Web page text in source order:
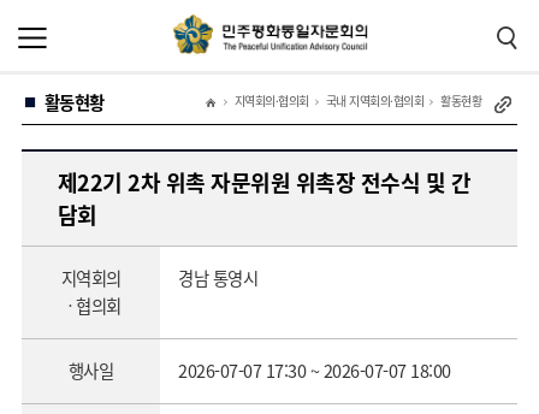
활동현황 지역회의·협의회 국내 지역회의·협의회 활동현황
제22기 2차 위촉 자문위원 위촉장 전수식 및 간
담회
지역회의
ㆍ협의회
경남 통영시
행사일 2026-07-07 17:30 ~ 2026-07-07 18:00